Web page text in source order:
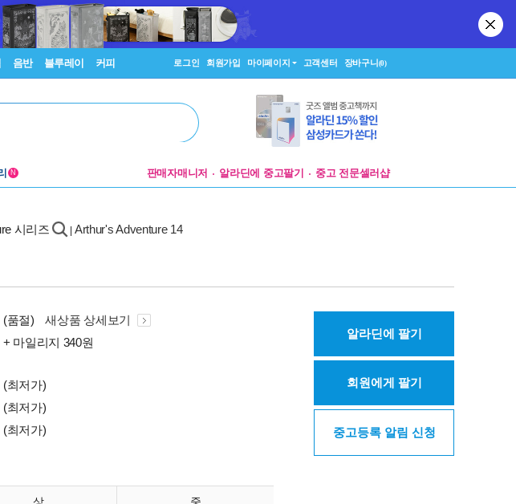
음반 블루레이 커피 로그인 회원가입 마이페이지 고객센터 장바구니(0)
N 판매자매니저 알라딘에 중고팔기 중고 전문셀러샵
시리즈 Arthur's Adventure 14
(품절)
새상품 상세보기
+ 마일리지 340원
(최저가)
(최저가)
(최저가)
알라딘에 팔기
회원에게 팔기
중고등록 알림 신청